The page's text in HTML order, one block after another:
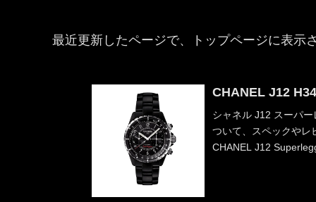
最近更新したページで、トップページに表示
CHANEL J12
シャネル J12 スーパ
ついて、スペックやレ
CHANEL J12